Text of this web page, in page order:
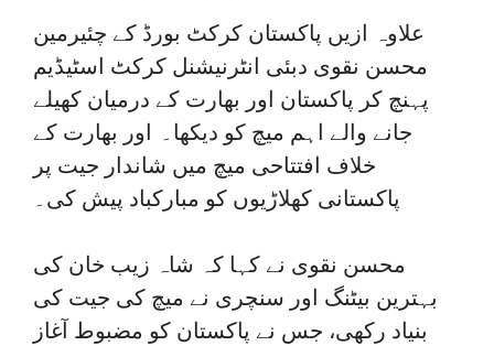
علاوہ ازیں پاکستان کرکٹ بورڈ کے چئیرمین
محسن نقوی دبئی انٹرنیشنل کرکٹ اسٹیڈیم
پہنچ کر پاکستان اور بھارت کے درمیان کھیلے
جانے والے اہم میچ کو دیکھا۔ اور بھارت کے
خلاف افتتاحی میچ میں شاندار جیت پر
پاکستانی کھلاڑیوں کو مبارکباد پیش کی۔
محسن نقوی نے کہا کہ شاہ زیب خان کی
بہترین بیٹنگ اور سنچری نے میچ کی جیت کی
بنیاد رکھی، جس نے پاکستان کو مضبوط آغاز